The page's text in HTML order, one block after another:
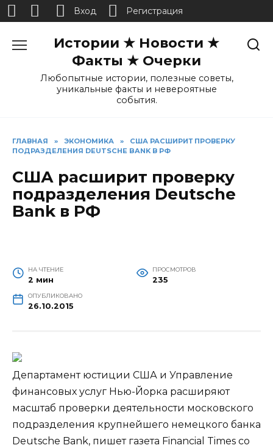
Истории ★ Новости ★
Факты ★ Очерки
Любопытные истории, полезные советы,
уникальные факты и невероятные
события.
ГЛАВНАЯ » ЭКОНОМИКА »
США РАСШИРИТ ПРОВЕРКУ
ПОДРАЗДЕЛЕНИЯ DEUTSCHE BANK В РФ
США расширит проверку
подразделения Deutsche
Bank в РФ
НА ЧТЕНИЕ
2 мин
ПРОСМОТРОВ
235
ОПУБЛИКОВАНО
26.10.2015
Департамент юстиции США и Управление
финансовых услуг Нью-Йорка расширяют
масштаб проверки деятельности московского
подразделения крупнейшего немецкого банка
Deutsche Bank, пишет газета Financial Times со
Вход Регистрация